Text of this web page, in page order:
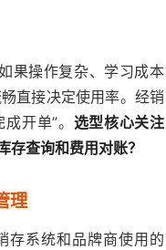
果操作复杂、学习成本
直接决定使用率。经销
开单”。 选型核心关注
查询和费用对账？
理
存系统和品牌商使用的